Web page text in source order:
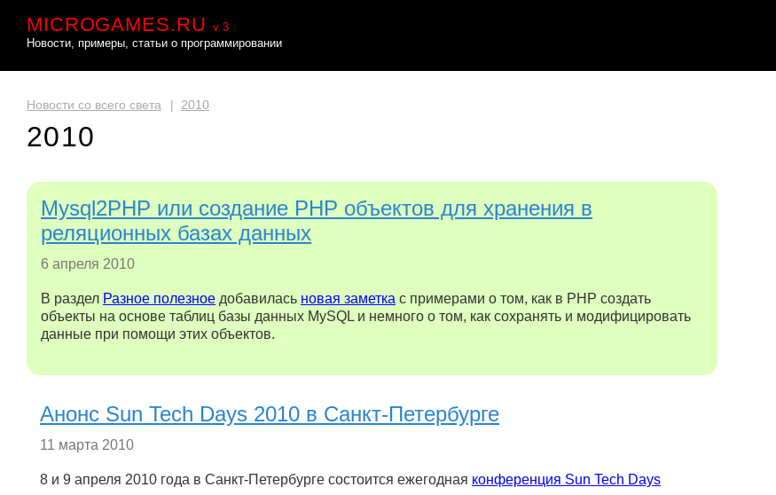
MICROGAMES.RU v.3
Новости, примеры, статьи о программировании
Новости со всего света | 2010
2010
Mysql2PHP или создание PHP объектов для хранения в
реляционных базах данных
6 апреля 2010
В раздел Разное полезное добавилась новая заметка с примерами о том, как в PHP создать
объекты на основе таблиц базы данных MySQL и немного о том, как сохранять и модифицировать
данные при помощи этих объектов.
Анонс Sun Tech Days 2010 в Санкт-Петербурге
11 марта 2010
8 и 9 апреля 2010 года в Санкт-Петербурге состоится ежегодная конференция Sun Tech Days